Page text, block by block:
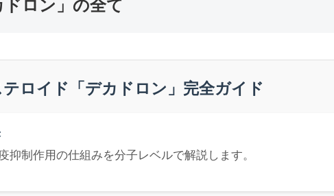
ロン」の全て
テロイド「デカドロン」完全ガイド
抑制作用の仕組みを分子レベルで解説します。